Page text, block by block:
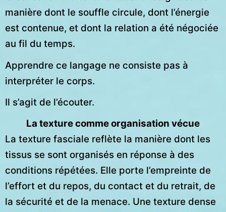
manière dont le souffle circule, dont l’énergie
est contenue, et dont la relation a été négociée
au fil du temps.
Apprendre ce langage ne consiste pas à
interpréter le corps.
Il s’agit de l’écouter.
La texture comme organisation vécue
La texture fasciale reflète la manière dont les
tissus se sont organisés en réponse à des
conditions répétées. Elle porte l’empreinte de
l’effort et du repos, du contact et du retrait, de
la sécurité et de la menace. Une texture dense